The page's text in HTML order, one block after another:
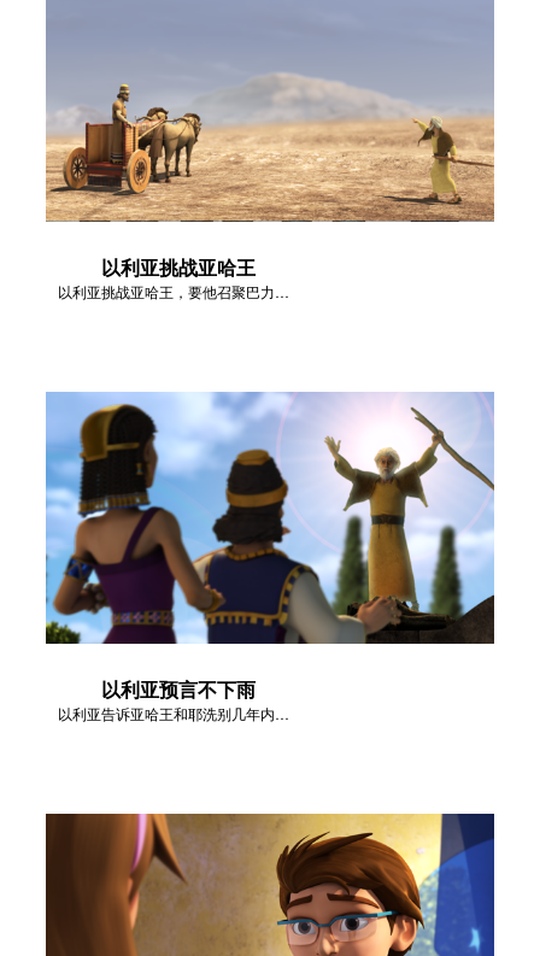
以利亚挑战亚哈王
以利亚挑战亚哈王，要他召聚巴力的先知们上迦密山。
以利亚预言不下雨
以利亚告诉亚哈王和耶洗别几年内不会下雨。